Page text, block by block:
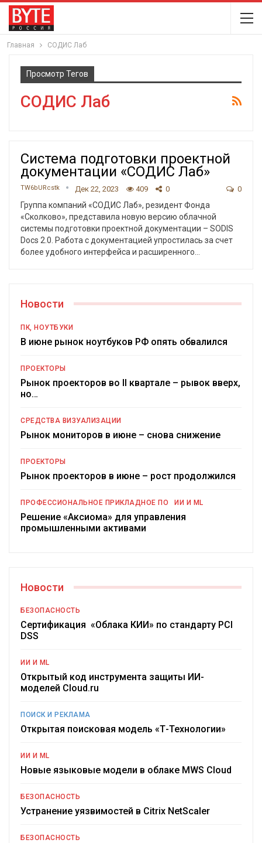
Главная СОДИС Лаб
Просмотр Тегов
СОДИС Лаб
Система подготовки проектной
документации «СОДИС Лаб»
TW6bURcstk Дек 22, 2023 409 0 0
Группа компаний «СОДИС Лаб», резидент Фонда
«Сколково», представила новую версию облачной
системы подготовки проектной документации – SODIS
Docs 2.0. Работа с документацией упростилась за счет
более удобного интерфейса и расширенного
Новости
ПК, НОУТБУКИ
В июне рынок ноутбуков РФ опять обвалился
ПРОЕКТОРЫ
Рынок проекторов во II квартале – рывок вверх,
но…
СРЕДСТВА ВИЗУАЛИЗАЦИИ
Рынок мониторов в июне – снова снижение
ПРОЕКТОРЫ
Рынок проекторов в июне – рост продолжился
ПРОФЕССИОНАЛЬНОЕ ПРИКЛАДНОЕ ПО ИИ И ML
Решение «Аксиома» для управления
промышленными активами
Новости
БЕЗОПАСНОСТЬ
Сертификация «Облака КИИ» по стандарту PCI
DSS
ИИ И ML
Открытый код инструмента защиты ИИ-
моделей Cloud.ru
ПОИСК И РЕКЛАМА
Открытая поисковая модель «Т-Технологии»
ИИ И ML
Новые языковые модели в облаке MWS Cloud
БЕЗОПАСНОСТЬ
Устранение уязвимостей в Citrix NetScaler
БЕЗОПАСНОСТЬ